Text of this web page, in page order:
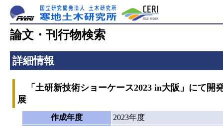
論文・刊行物検索
詳細情報
「土研新技術ショーケース2023 in大阪」にて開
展
作成年度 2023年度